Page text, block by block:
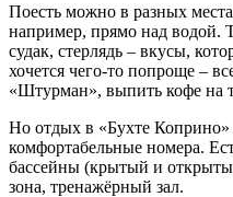
Поесть можно в разных
например, прямо над водой.
судак, стерлядь – вкусы,
хочется чего-то попроще –
«Штурман», выпить кофе на
Но отдых в «Бухте Коприно»
комфортабельные номера.
бассейны (крытый и
зона, тренажёрный зал.